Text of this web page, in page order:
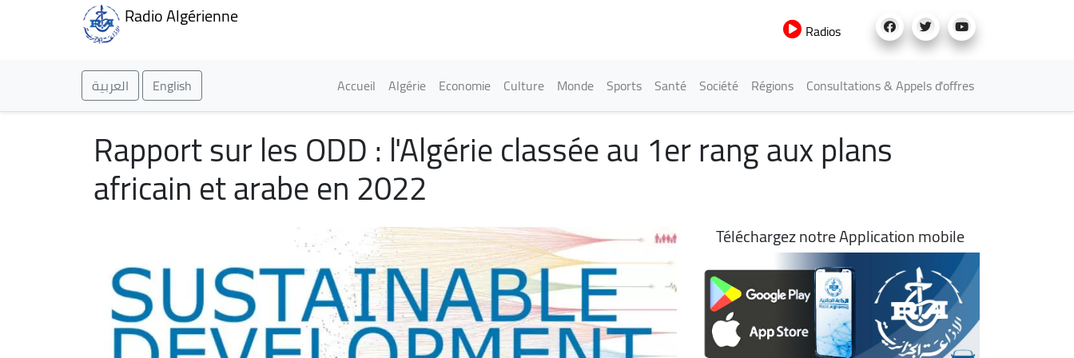
Radio Algérienne
Radios
العربية English Main navigation
Accueil Algérie Economie Culture Monde Sports Santé Société Régions Consultations & Appels d'offres
Rapport sur les ODD : l'Algérie classée au 1er rang aux plans
africain et arabe en 2022
Téléchargez notre Application mobile